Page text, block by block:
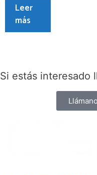
Leer
más
Si estás interesado